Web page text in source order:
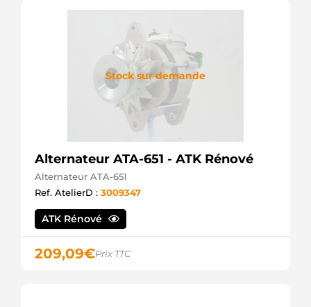
Stock sur demande
Alternateur ATA-651 - ATK Rénové
Alternateur ATA-651
Ref. AtelierD : 3009347
ATK Rénové
209,09€Prix TTC